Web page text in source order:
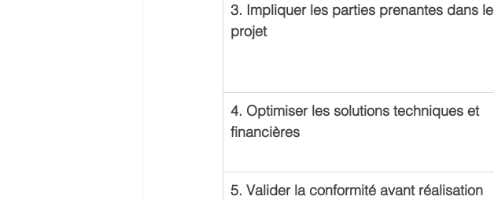
3. Impliquer les parties prenantes dans le
projet
4. Optimiser les solutions techniques et
financières
5. Valider la conformité avant réalisation